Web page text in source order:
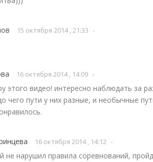
15 октября 2014 , 21:33 -
16 октября 2014 , 14:09 -
этого видео! интересно наблюдать за
чего пути у них разные, и необычные
16 октября 2014 , 14:12 -
не нарушил правила соревнований,